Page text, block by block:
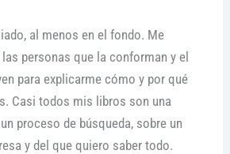
al menos en el fondo. Me
personas que la conforman y el
para explicarme cómo y por qué
Casi todos mis libros son una
proceso de búsqueda, sobre un
y del que quiero saber todo.